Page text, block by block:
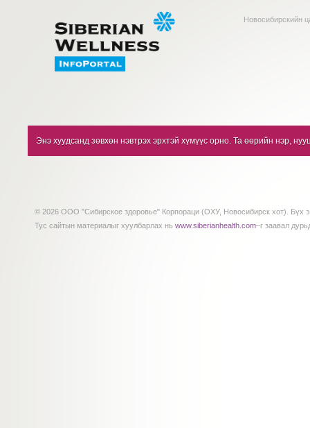
Новосибирскийн
Энэ хуудсанд зөвхөн нэвтрэх эрхтэй хүмүүс орно. Та өөрийн нэр,
© 2026 ООО "Сибирское здоровье" Корпораци (ОХУ, Новосибирск хот). Бүх
Тус сайтын материалыг хуулбарлах нь www.siberianhealth.com–г заавал